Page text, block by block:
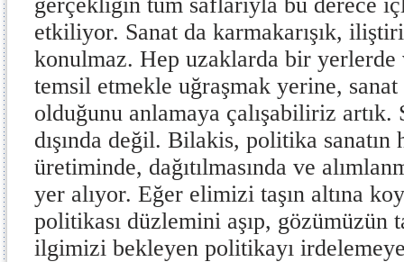
etkiliyor. Sanat da karmakarışık,
konulmaz. Hep uzaklarda bir
temsil etmekle uğraşmak yerine,
olduğunu anlamaya çalışabiliriz artık.
dışında değil. Bilakis, politika sanatın
üretiminde, dağıtılmasında ve
yer alıyor. Eğer elimizi taşın altına
politikası düzlemini aşıp, gözümüzün
ilgimizi bekleyen politikayı